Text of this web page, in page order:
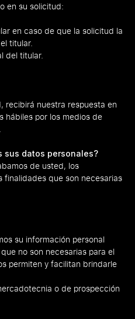
en su solicitud:
en caso de que la solicitud la
titular.
del titular.
recibirá nuestra respuesta en
hábiles por los medios de
sus datos personales?
de usted, los
finalidades que son necesarias
su información personal
no son necesarias para el
permiten y facilitan brindarle
o de prospección